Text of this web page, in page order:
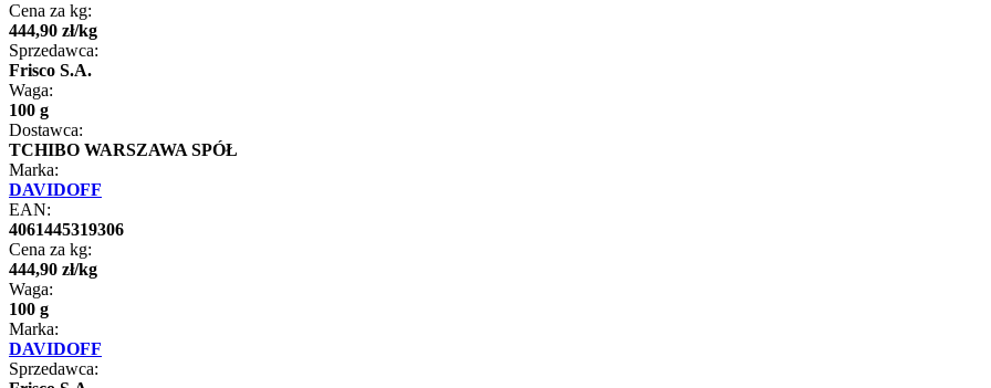
Cena za kg:
444,90 zł/kg
Sprzedawca:
Frisco S.A.
Waga:
100 g
Dostawca:
TCHIBO WARSZAWA SPÓŁ
Marka:
DAVIDOFF
EAN:
4061445319306
Cena za kg:
444,90 zł/kg
Waga:
100 g
Marka:
DAVIDOFF
Sprzedawca: